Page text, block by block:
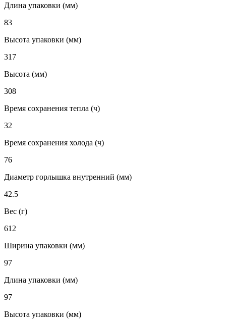
Длина упаковки (мм)
83
Высота упаковки (мм)
317
Высота (мм)
308
Время сохранения тепла (ч)
32
Время сохранения холода (ч)
76
Диаметр горлышка внутренний (мм)
42.5
Вес (г)
612
Ширина упаковки (мм)
97
Длина упаковки (мм)
97
Высота упаковки (мм)